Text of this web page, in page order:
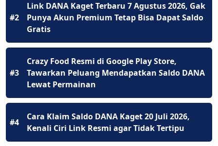
#2
Link DANA Kaget Terbaru 7 Agustus 2026, Gak
Punya Akun Premium Tetap Bisa Dapat Saldo
Gratis
#3
Crazy Food Resmi di Google Play Store,
Tawarkan Peluang Mendapatkan Saldo DANA
Lewat Permainan
#4
Cara Klaim Saldo DANA Kaget 20 Juli 2026,
Kenali Ciri Link Resmi agar Tidak Tertipu